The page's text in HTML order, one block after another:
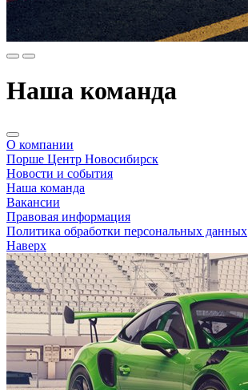
Наша команда
О компании
Порше Центр Новосибирск
Новости и события
Наша команда
Вакансии
Правовая информация
Политика обработки персональных данных
Наверх